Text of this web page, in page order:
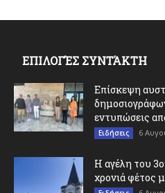
ΕΠΙΛΟΓΈΣ ΣΥΝΤΆΚΤΗ
Επίσκεψη
εντυπώσεις
Ειδήσεις 6
Η αγέλη του
χρονιά φέτος